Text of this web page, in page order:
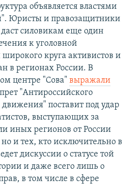
объявляется властями
Юристы и правозащитники
даст силовикам еще один
к уголовной
широкого круга активистов и
в регионах России. В
центре "Сова" выражали
"Антироссийского
движения" поставит под удар
выступающих за
иных регионов от России
и тех, кто исключительно в
дискуссии о статусе той
и даже всего лишь о
в том числе в сфере